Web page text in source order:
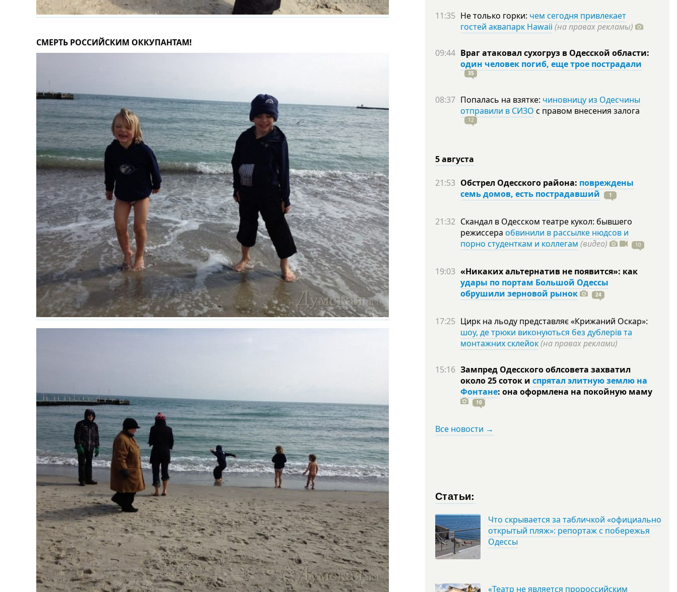
СМЕРТЬ РОССИЙСКИМ ОККУПАНТАМ!
11:35 Не только горки: чем сегодня привлекает
гостей аквапарк Hawaii (на правах рекламы)
09:44 Враг атаковал сухогруз в Одесской области:
один человек погиб, еще трое пострадали
35
08:37 Попалась на взятке: чиновницу из Одесчины
отправили в СИЗО с правом внесения залога
12
5 августа
21:53 Обстрел Одесского района: повреждены
семь домов, есть пострадавший
1
21:32 Скандал в Одесском театре кукол: бывшего
режиссера обвинили в рассылке нюдсов и
порно студенткам и коллегам (видео) 10
19:03 «Никаких альтернатив не появится»: как
удары по портам Большой Одессы
обрушили зерновой рынок
24
17:25 Цирк на льоду представляє «Крижаний Оскар»:
шоу, де трюки виконуються без дублерів та
монтажних склейок(на правах реклами)
15:16 Зампред Одесского облсовета захватил
около 25 соток и спрятал элитную землю на
Фонтане: она оформлена на покойную маму
10
Все новости →
Статьи:
Что скрывается за табличкой «официально
открытый пляж»: репортаж с побережья
Одессы
«Театр не является пророссийским